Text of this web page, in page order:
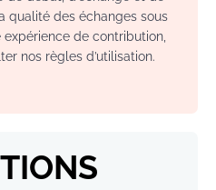
qualité des échanges sous
de contribution,
nos règles d’utilisation.